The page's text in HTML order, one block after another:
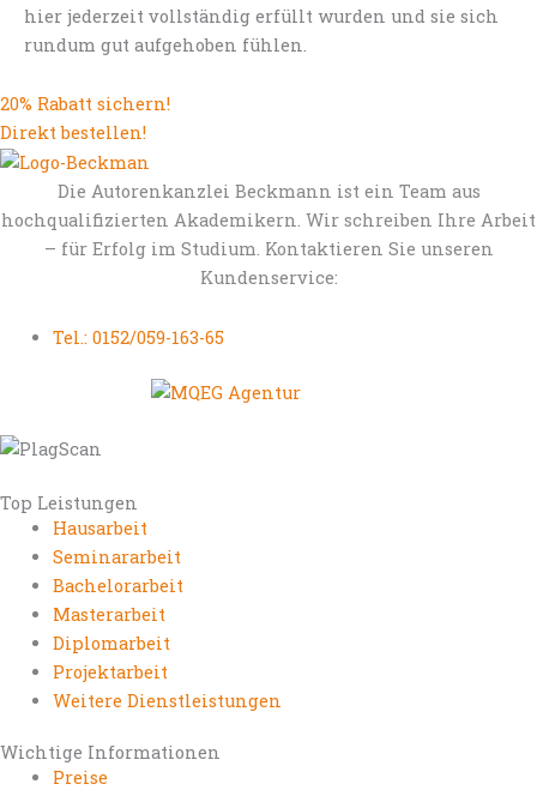
hier jederzeit vollständig erfüllt wurden und sie sich
rundum gut aufgehoben fühlen.
20% Rabatt sichern!
Direkt bestellen!
Die Autorenkanzlei Beckmann ist ein Team aus
hochqualifizierten Akademikern. Wir schreiben Ihre Arbeit
– für Erfolg im Studium. Kontaktieren Sie unseren
Kundenservice:
Tel.: 0152/059-163-65
Top Leistungen
Hausarbeit
Seminararbeit
Bachelorarbeit
Masterarbeit
Diplomarbeit
Projektarbeit
Weitere Dienstleistungen
Wichtige Informationen
Preise